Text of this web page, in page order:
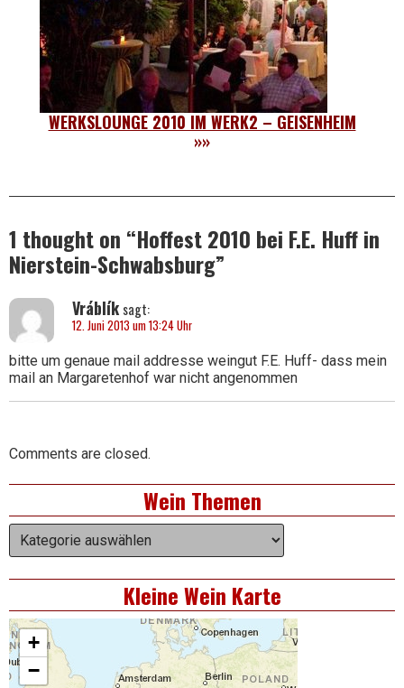
WERKSLOUNGE 2010 IM WERK2 – GEISENHEIM
»»
1 thought on “Hoffest 2010 bei F.E. Huff in
Nierstein-Schwabsburg”
Vráblík sagt:
12. Juni 2013 um 13:24 Uhr
bitte um genaue mail addresse weingut F.E. Huff- dass mein
mail an Margaretenhof war nicht angenommen
Comments are closed.
Asides
Wein Themen
Wein
Themen
Kleine Wein Karte